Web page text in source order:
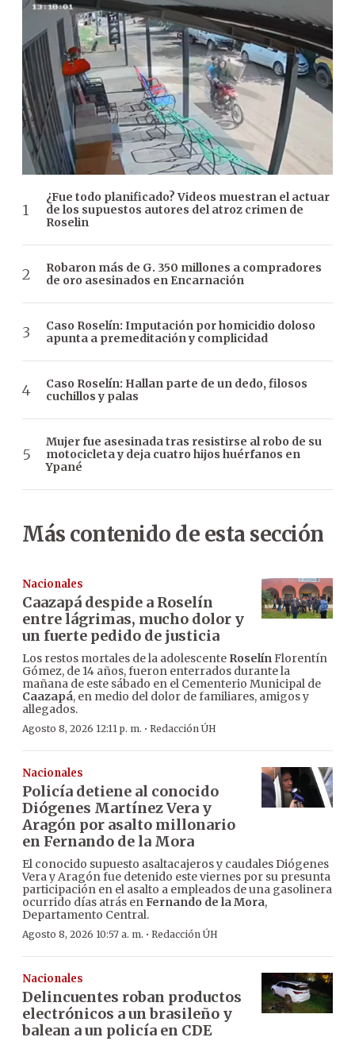
¿Fue todo planificado? Videos muestran el actuar
de los supuestos autores del atroz crimen de
Roselin
Robaron más de G. 350 millones a compradores
de oro asesinados en Encarnación
Caso Roselín: Imputación por homicidio doloso
apunta a premeditación y complicidad
Caso Roselín: Hallan parte de un dedo, filosos
cuchillos y palas
Mujer fue asesinada tras resistirse al robo de su
motocicleta y deja cuatro hijos huérfanos en
Ypané
Más contenido de esta sección
Nacionales
Caazapá despide a Roselín
entre lágrimas, mucho dolor y
un fuerte pedido de justicia
Los restos mortales de la adolescente RoselínFlorentín
Gómez, de 14 años, fueron enterrados durante la
mañana de este sábado en el Cementerio Municipal de
Caazapá, en medio del dolor de familiares, amigos y
allegados.
Agosto 8, 2026 12:11 p. m. · Redacción ÚH
Nacionales
Policía detiene al conocido
Diógenes Martínez Vera y
Aragón por asalto millonario
en Fernando de la Mora
El conocido supuesto asaltacajeros y caudales Diógenes
Vera y Aragón fue detenido este viernes por su presunta
participación en el asalto a empleados de una gasolinera
ocurrido días atrás enFernando de la Mora,
Departamento Central.
Agosto 8, 2026 10:57 a. m. · Redacción ÚH
Nacionales
Delincuentes roban productos
electrónicos a un brasileño y
balean a un policía en CDE